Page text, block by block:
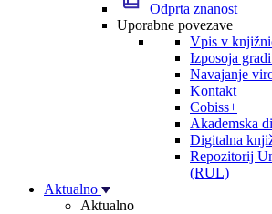
Odprta znanost
Uporabne povezave
Vpis v
Izposoja
Navajanje
Kontakt
Cobiss+
Akademska
Digitalna
Repozitorij
(RUL)
Aktualno
Aktualno